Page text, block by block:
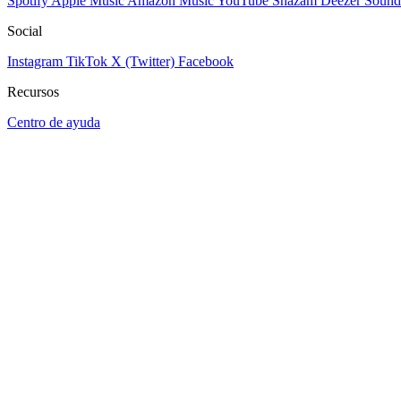
Social
Instagram TikTok X (Twitter) Facebook
Recursos
Centro de ayuda